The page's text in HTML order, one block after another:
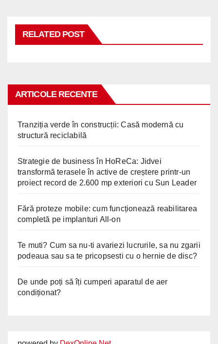
RELATED POST
ARTICOLE RECENTE
Tranziția verde în construcții: Casă modernă cu
structură reciclabilă
Strategie de business în HoReCa: Jidvei
transformă terasele în active de creștere printr-un
proiect record de 2.600 mp exteriori cu Sun Leader
Fără proteze mobile: cum funcționează reabilitarea
completă pe implanturi All-on
Te muti? Cum sa nu-ti avariezi lucrurile, sa nu zgarii
podeaua sau sa te pricopsesti cu o hernie de disc?
De unde poți să îți cumperi aparatul de aer
condiționat?